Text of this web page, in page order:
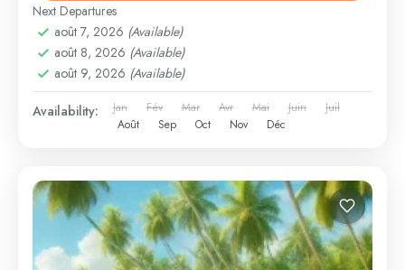
Next Departures
août 7, 2026 (Available)
août 8, 2026 (Available)
août 9, 2026 (Available)
Availability: Jan Fév Mar Avr Mai Juin
Juil
Août
Sep Oct Nov Déc